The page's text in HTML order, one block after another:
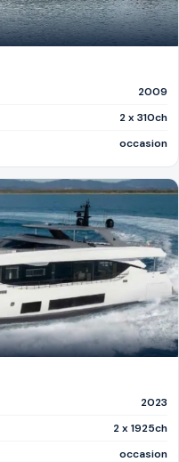
2009
2 x 310ch
occasion
2023
2 x 1925ch
occasion